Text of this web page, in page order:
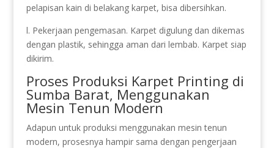
pelapisan kain di belakang karpet, bisa dibersihkan.
l. Pekerjaan pengemasan. Karpet digulung dan dikemas
dengan plastik, sehingga aman dari lembab. Karpet siap
dikirim.
Proses Produksi Karpet Printing di
Sumba Barat, Menggunakan
Mesin Tenun Modern
Adapun untuk produksi menggunakan mesin tenun
modern, prosesnya hampir sama dengan pengerjaan